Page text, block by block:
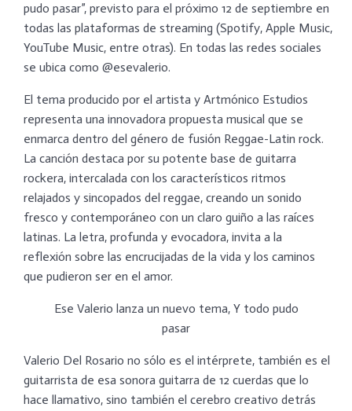
pudo pasar”, previsto para el próximo 12 de septiembre en
todas las plataformas de streaming (Spotify, Apple Music,
YouTube Music, entre otras). En todas las redes sociales
se ubica como @esevalerio.
El tema producido por el artista y Artmónico Estudios
representa una innovadora propuesta musical que se
enmarca dentro del género de fusión Reggae-Latin rock.
La canción destaca por su potente base de guitarra
rockera, intercalada con los característicos ritmos
relajados y sincopados del reggae, creando un sonido
fresco y contemporáneo con un claro guiño a las raíces
latinas. La letra, profunda y evocadora, invita a la
reflexión sobre las encrucijadas de la vida y los caminos
que pudieron ser en el amor.
Ese Valerio lanza un nuevo tema, Y todo pudo
pasar
Valerio Del Rosario no sólo es el intérprete, también es el
guitarrista de esa sonora guitarra de 12 cuerdas que lo
hace llamativo, sino también el cerebro creativo detrás